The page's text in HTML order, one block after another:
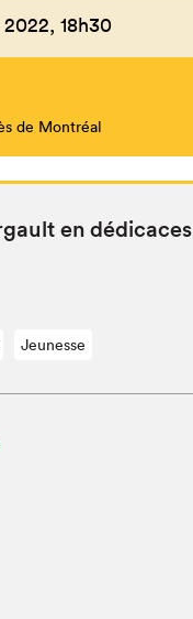
18h30
de Montréal
en dédicaces
Jeunesse